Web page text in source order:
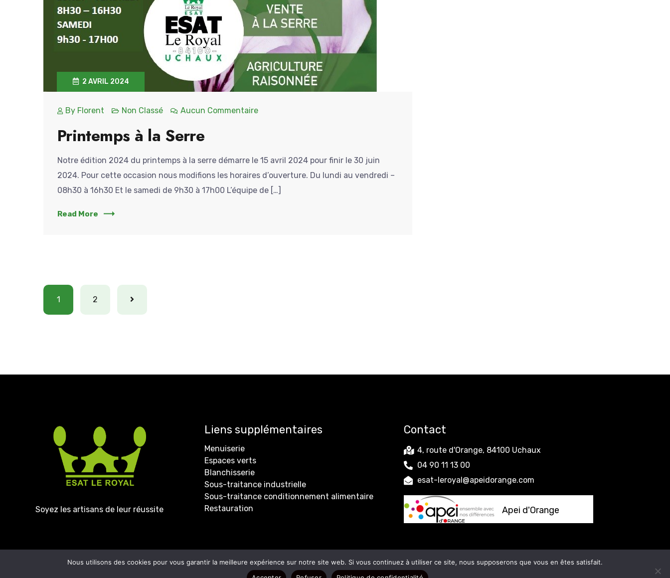
2 AVRIL 2024
By Florent Non Classé Aucun Commentaire
Printemps à la Serre
Notre édition 2024 du printemps à la serre démarre le 15 avril 2024 pour finir le 30 juin
2024. Pour cette occasion nous modifions les horaires d’ouverture. Du lundi au vendredi –
08h30 à 16h30 Et le samedi de 9h30 à 17h00 L’équipe de […]
Read More
1 2
Soyez les artisans de leur réussite
Liens supplémentaires
Menuiserie
Espaces verts
Blanchisserie
Sous-traitance industrielle
Sous-traitance conditionnement alimentaire
Restauration
Contact
4, route d'Orange, 84100 Uchaux
04 90 11 13 00
esat-leroyal@apeidorange.com
Apei d'Orange
Copyright 2022 – JL Communication Tous droits réservés. Mentions légales Politique de confidentialité
Nous utilisons des cookies pour vous garantir la meilleure expérience sur notre site web. Si vous continuez à utiliser ce site, nous supposerons que vous en êtes satisfait.